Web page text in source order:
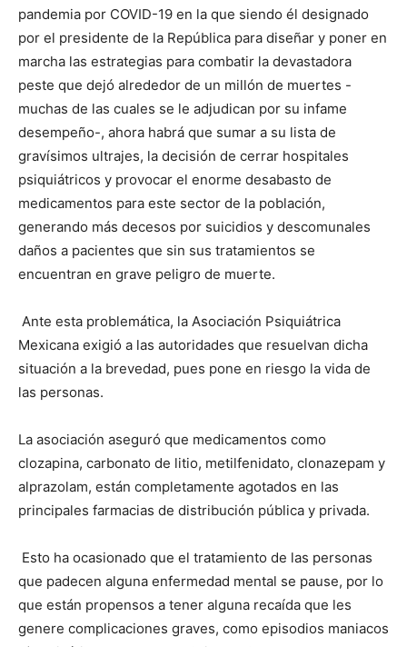
pandemia por COVID-19 en la que siendo él designado
por el presidente de la República para diseñar y poner en
marcha las estrategias para combatir la devastadora
peste que dejó alrededor de un millón de muertes -
muchas de las cuales se le adjudican por su infame
desempeño-, ahora habrá que sumar a su lista de
gravísimos ultrajes, la decisión de cerrar hospitales
psiquiátricos y provocar el enorme desabasto de
medicamentos para este sector de la población,
generando más decesos por suicidios y descomunales
daños a pacientes que sin sus tratamientos se
encuentran en grave peligro de muerte.
Ante esta problemática, la Asociación Psiquiátrica
Mexicana exigió a las autoridades que resuelvan dicha
situación a la brevedad, pues pone en riesgo la vida de
las personas.
La asociación aseguró que medicamentos como
clozapina, carbonato de litio, metilfenidato, clonazepam y
alprazolam, están completamente agotados en las
principales farmacias de distribución pública y privada.
Esto ha ocasionado que el tratamiento de las personas
que padecen alguna enfermedad mental se pause, por lo
que están propensos a tener alguna recaída que les
genere complicaciones graves, como episodios maniacos